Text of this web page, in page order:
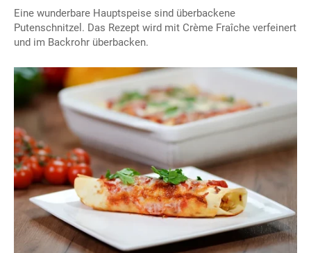
Eine wunderbare Hauptspeise sind überbackene
Putenschnitzel. Das Rezept wird mit Crème Fraîche verfeinert
und im Backrohr überbacken.